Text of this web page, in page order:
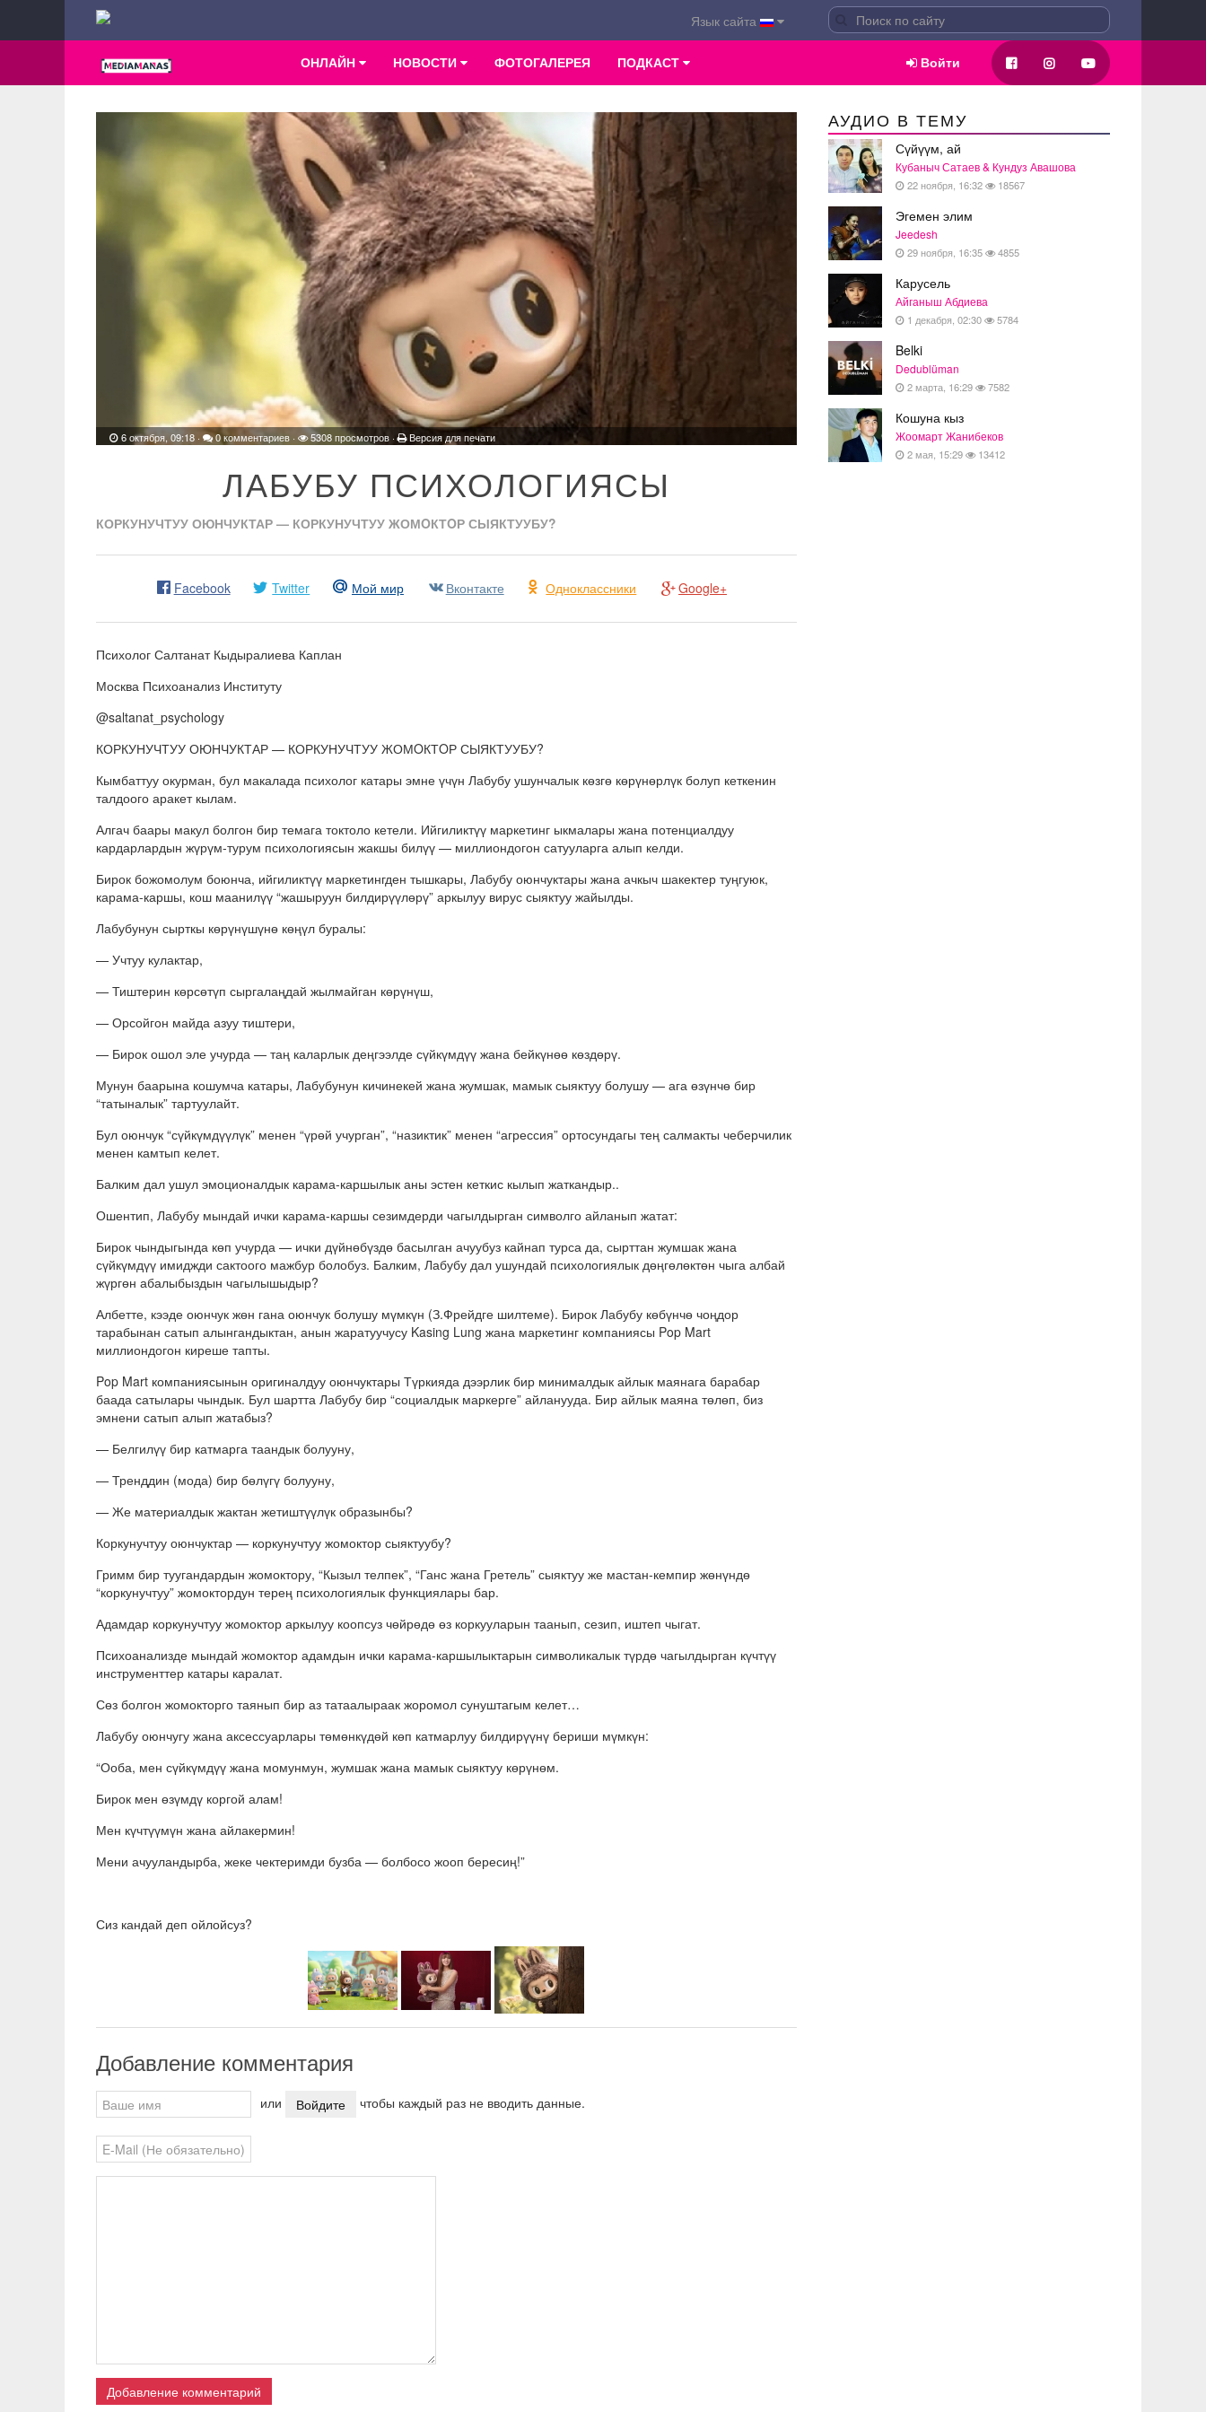
Язык сайта
ОНЛАЙН НОВОСТИ ФОТОГАЛЕРЕЯ ПОДКАСТ Войти
6 октября, 09:18 · 0 комментариев · 5308 просмотров · Версия для печати
ЛАБУБУ ПСИХОЛОГИЯСЫ
КОРКУНУЧТУУ ОЮНЧУКТАР — КОРКУНУЧТУУ ЖОМOКТOР СЫЯКТУУБУ?
Facebook Twitter Мой мир Вконтакте Одноклассники Google+
Психолог Салтанат Кыдыралиева Каплан
Москва Психоанализ Институту
@saltanat_psychology
КОРКУНУЧТУУ ОЮНЧУКТАР — КОРКУНУЧТУУ ЖОМOКТOР СЫЯКТУУБУ?
Кымбаттуу окурман, бул макалада психолог катары эмне үчүн Лабубу ушунчалык көзгө көрүнөрлүк болуп кеткенин
талдоого аракет кылам.
Алгач баары макул болгон бир темага токтоло кетели. Ийгиликтүү маркетинг ыкмалары жана потенциалдуу
кардарлардын жүрүм-турум психологиясын жакшы билүү — миллиондогон сатууларга алып келди.
Бирок божомолум боюнча, ийгиликтүү маркетингден тышкары, Лабубу оюнчуктары жана ачкыч шакектер туңгуюк,
карама-каршы, кош маанилүү “жашыруун билдирүүлөрү” аркылуу вирус сыяктуу жайылды.
Лабубунун сырткы көрүнүшүнө көңүл буралы:
— Учтуу кулактар,
— Тиштерин көрсөтүп сыргалаңдай жылмайган көрүнүш,
— Орсойгон майда азуу тиштери,
— Бирок ошол эле учурда — таң каларлык деңгээлде сүйкүмдүү жана бейкүнөө көздөрү.
Мунун баарына кошумча катары, Лабубунун кичинекей жана жумшак, мамык сыяктуу болушу — ага өзүнчө бир
“татыналык” тартуулайт.
Бул оюнчук “сүйкүмдүүлүк” менен “үрөй учурган”, “назиктик” менен “агрессия” ортосундагы тең салмакты чеберчилик
менен камтып келет.
Балким дал ушул эмоционалдык карама-каршылык аны эстен кеткис кылып жаткандыр..
Ошентип, Лабубу мындай ички карама-каршы сезимдерди чагылдырган символго айланып жатат:
Бирок чындыгында көп учурда — ички дүйнөбүздө басылган ачуубуз кайнап турса да, сырттан жумшак жана
сүйкүмдүү имиджди сактоого мажбур болобуз. Балким, Лабубу дал ушундай психологиялык дөңгөлөктөн чыга албай
жүргөн абалыбыздын чагылышыдыр?
Албетте, кээде оюнчук жөн гана оюнчук болушу мүмкүн (З.Фрейдге шилтеме). Бирок Лабубу көбүнчө чоңдор
тарабынан сатып алынгандыктан, анын жаратуучусу Kasing Lung жана маркетинг компаниясы Pop Mart
миллиондогон киреше тапты.
Pop Mart компаниясынын оригиналдуу оюнчуктары Түркияда дээрлик бир минималдык айлык маянага барабар
баада сатылары чындык. Бул шартта Лабубу бир “социалдык маркерге” айланууда. Бир айлык маяна төлөп, биз
эмнени сатып алып жатабыз?
— Белгилүү бир катмарга таандык болууну,
— Тренддин (мода) бир бөлүгү болууну,
— Же материалдык жактан жетиштүүлүк образынбы?
Коркунучтуу оюнчуктар — коркунучтуу жомоктор сыяктуубу?
Гримм бир туугандардын жомоктору, “Кызыл телпек”, “Ганс жана Гретель” сыяктуу же мастан-кемпир жөнүндө
“коркунучтуу” жомоктордун терең психологиялык функциялары бар.
Адамдар коркунучтуу жомоктор аркылуу коопсуз чөйрөдө өз коркууларын таанып, сезип, иштеп чыгат.
Психоанализде мындай жомоктор адамдын ички карама-каршылыктарын символикалык түрдө чагылдырган күчтүү
инструменттер катары каралат.
Сөз болгон жомокторго таянып бир аз татаалыраак жоромол сунуштагым келет…
Лабубу оюнчугу жана аксессуарлары төмөнкүдөй көп катмарлуу билдирүүнү бериши мүмкүн:
“Ооба, мен сүйкүмдүү жана момунмун, жумшак жана мамык сыяктуу көрүнөм.
Бирок мен өзүмдү коргой алам!
Мен күчтүүмүн жана айлакермин!
Мени ачууландырба, жеке чектеримди бузба — болбосо жооп бересиң!”
Сиз кандай деп ойлойсуз?
Добавление комментария
или Войдите чтобы каждый раз не вводить данные.
Добавление комментарий
АУДИО В ТЕМУ
Сүйүүм, ай
Кубаныч Сатаев & Кундуз Авашова
22 ноября, 16:32 18567
Эгемен элим
Jeedesh
29 ноября, 16:35 4855
Карусель
Айганыш Абдиева
1 декабря, 02:30 5784
Belki
Dedublüman
2 марта, 16:29 7582
Кошуна кыз
Жоомарт Жанибеков
2 мая, 15:29 13412